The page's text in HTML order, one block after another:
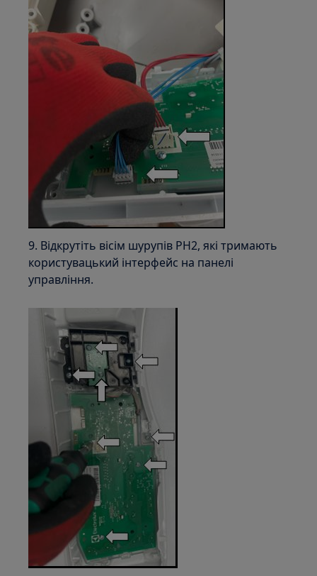
9. Відкрутіть вісім шурупів PH2, які тримають
користувацький інтерфейс на панелі
управління.